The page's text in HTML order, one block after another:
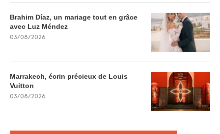
Brahim Díaz, un mariage tout en grâce
avec Luz Méndez
03/08/2026
Marrakech, écrin précieux de Louis
Vuitton
03/08/2026